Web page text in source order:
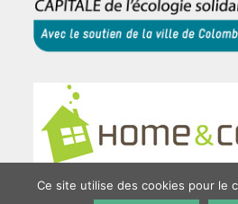
Ce site utilise des cookies pour le